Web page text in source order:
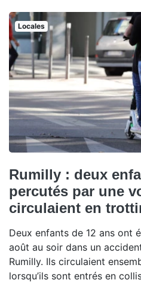
Locales
Rumilly : deux
percutés par une
circulaient en
Deux enfants de 12 ans ont
août au soir dans un
Rumilly. Ils circulaient
lorsqu’ils sont entrés en